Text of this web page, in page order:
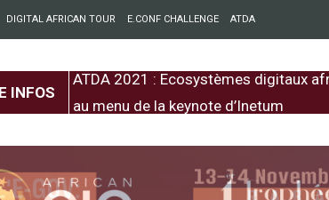
DIGITAL AFRICAN TOUR E.CONF CHALLENGE ATDA
INFOS
et
ATDA 2021 : Ecosystèmes digitaux
au menu de la keynote d’Inetum